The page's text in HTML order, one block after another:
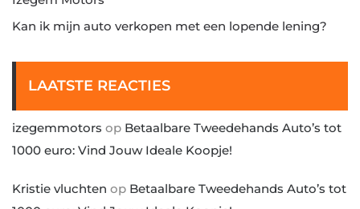
Kan ik mijn auto verkopen met een lopende lening?
LAATSTE REACTIES
izegemmotors op Betaalbare Tweedehands Auto’s tot
1000 euro: Vind Jouw Ideale Koopje!
Kristie vluchten op Betaalbare Tweedehands Auto’s tot